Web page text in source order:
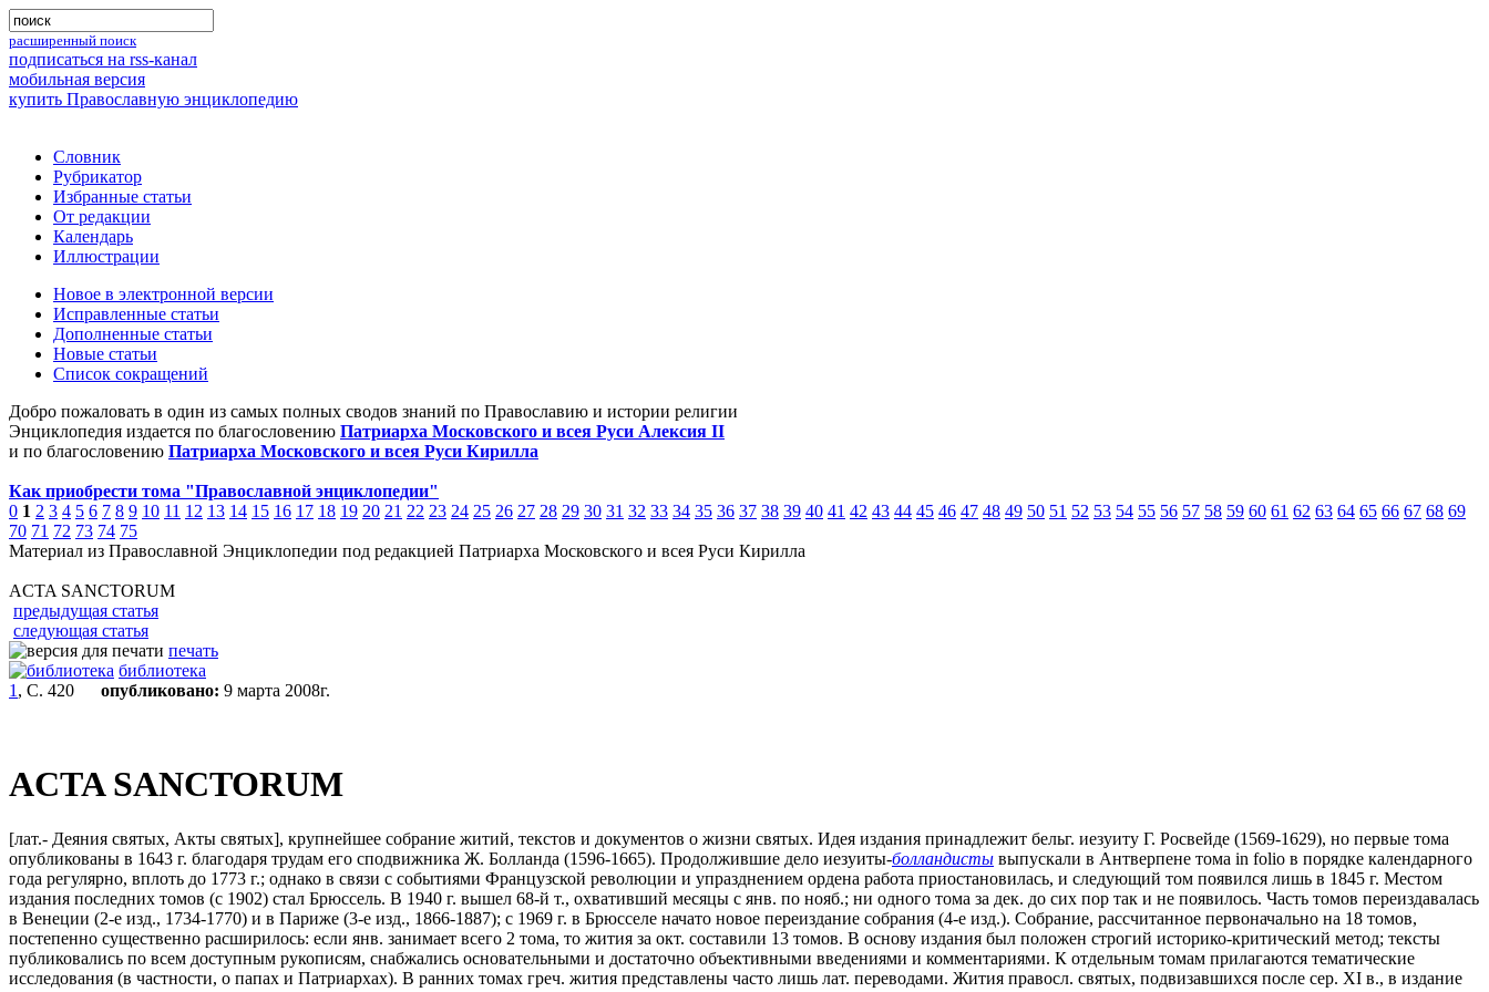
расширенный поиск
подписаться на rss-канал
мобильная версия
купить Православную энциклопедию
Словник
Рубрикатор
Избранные статьи
От редакции
Календарь
Иллюстрации
Новое в электронной версии
Исправленные статьи
Дополненные статьи
Новые статьи
Список сокращений
Добро пожаловать в один из самых полных сводов знаний по Православию и истории религии
Энциклопедия издается по благословению Патриарха Московского и всея Руси Алексия II
и по благословению Патриарха Московского и всея Руси Кирилла
Как приобрести тома "Православной энциклопедии"
0 1 2 3 4 5 6 7 8 9 10 11 12 13 14 15 16 17 18 19 20 21 22 23 24 25 26 27 28 29 30 31 32 33 34 35 36 37 38 39 40 41 42 43 44 45 46 47 48 49 50 51 52 53 54 55 56 57 58 59 60 61 62 63 64 65 66 67 68 69
70 71 72 73 74 75
Материал из Православной Энциклопедии под редакцией Патриарха Московского и всея Руси Кирилла
ACTA SANCTORUM
предыдущая статья
следующая статья
печать
библиотека
1 , С. 420 опубликовано: 9 марта 2008г.
ACTA SANCTORUM
[лат.- Деяния святых, Акты святых], крупнейшее собрание житий, текстов и документов о жизни святых. Идея издания принадлежит бельг. иезуиту Г. Росвейде (1569-1629), но первые тома
опубликованы в 1643 г. благодаря трудам его сподвижника Ж. Болланда (1596-1665). Продолжившие дело иезуиты-болландисты выпускали в Антверпене тома in folio в порядке календарного
года регулярно, вплоть до 1773 г.; однако в связи с событиями Французской революции и упразднением ордена работа приостановилась, и следующий том появился лишь в 1845 г. Местом
издания последних томов (с 1902) стал Брюссель. В 1940 г. вышел 68-й т., охвативший месяцы с янв. по нояб.; ни одного тома за дек. до сих пор так и не появилось. Часть томов переиздавалась
в Венеции (2-е изд., 1734-1770) и в Париже (3-е изд., 1866-1887); с 1969 г. в Брюсселе начато новое переиздание собрания (4-е изд.). Собрание, рассчитанное первоначально на 18 томов,
постепенно существенно расширилось: если янв. занимает всего 2 тома, то жития за окт. составили 13 томов. В основу издания был положен строгий историко-критический метод; тексты
публиковались по всем доступным рукописям, снабжались основательными и достаточно объективными введениями и комментариями. К отдельным томам прилагаются тематические
исследования (в частности, о папах и Патриархах). В ранних томах греч. жития представлены часто лишь лат. переводами. Жития правосл. святых, подвизавшихся после сер. XI в., в издание